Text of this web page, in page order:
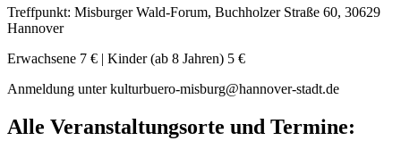
Treffpunkt: Misburger Wald-Forum, Buchholzer Straße 60, 30629
Hannover
Erwachsene 7 € | Kinder (ab 8 Jahren) 5 €
Anmeldung unter kulturbuero-misburg@hannover-stadt.de
Alle Veranstaltungsorte und Termine: